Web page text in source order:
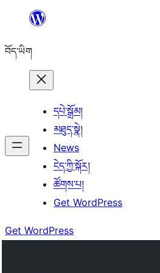
content
བོད་ཡིག
དཔེ་སྒྲོམ།
མཐུད་སྣེ།
News
ངེད་ཀྱི་སྐོར།
ཚོགས་པ།
Get WordPress
Get WordPress